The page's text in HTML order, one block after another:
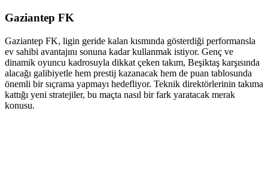
Gaziantep FK
Gaziantep FK, ligin geride kalan kısmında gösterdiği performansla
ev sahibi avantajını sonuna kadar kullanmak istiyor. Genç ve
dinamik oyuncu kadrosuyla dikkat çeken takım, Beşiktaş karşısında
alacağı galibiyetle hem prestij kazanacak hem de puan tablosunda
önemli bir sıçrama yapmayı hedefliyor. Teknik direktörlerinin takıma
kattığı yeni stratejiler, bu maçta nasıl bir fark yaratacak merak
konusu.